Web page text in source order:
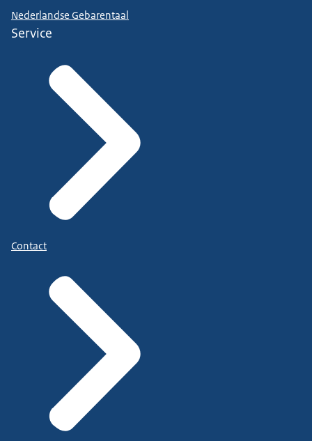
Nederlandse Gebarentaal
Service
Contact